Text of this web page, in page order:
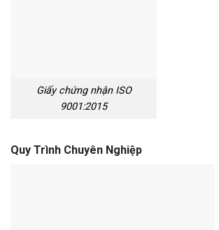
Giấy chứng nhận ISO
9001:2015
Quy Trình Chuyên Nghiệp